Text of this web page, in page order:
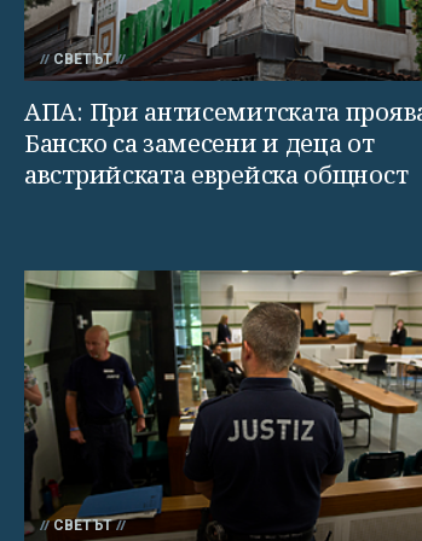
СВЕТЪТ
АПА: При антисемитската
Банско са замесени и деца от
австрийската еврейска общност
СВЕТЪТ